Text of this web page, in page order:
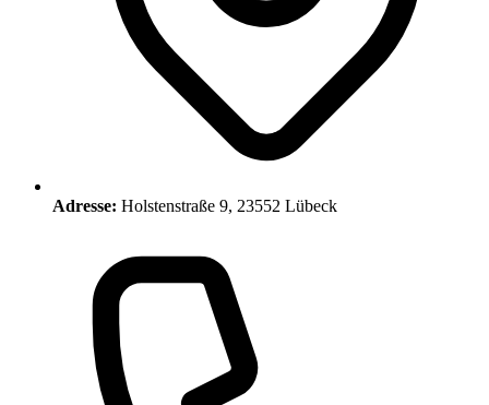
Adresse: Holstenstraße 9, 23552 Lübeck